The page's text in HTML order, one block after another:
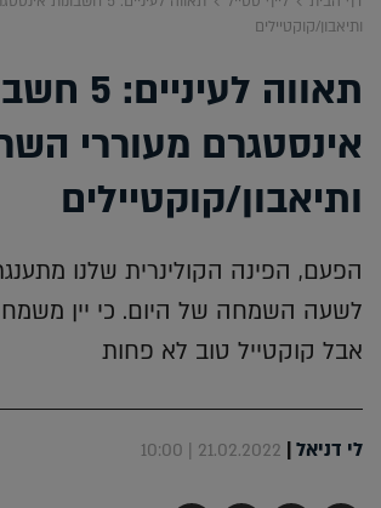
ותיאבון/קוקטיילים
תאווה
אינסטגרם מעוררי
ותיאבון/קוקטיילים
הפעם, הפינה הקולינרית שלנו
לשעה השמחה של היום. כי יין
אבל קוקטייל טוב לא פחות
לי דניאל|
21.02.2022 | 10:00